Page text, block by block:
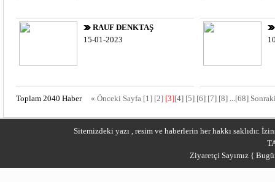
RAUF DENKTAŞ
15-01-2023
Toplam 2040 Haber « Önceki Sayfa [1] [2] [3][4] [5] [6] [7] [8] ...[68]
Sitemizdeki yazı , resim ve haberlerin her hakkı saklıdır.
Ziyaretçi Sayımız {